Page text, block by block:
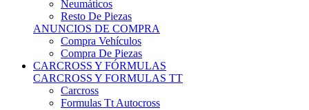
ANUNCIOS DE COMPRA
Compra Vehículos
Compra De Piezas
CARCROSS Y FÓRMULAS
CARCROSS Y FORMULAS TT
Carcross
Formulas Tt Autocross
Remolques